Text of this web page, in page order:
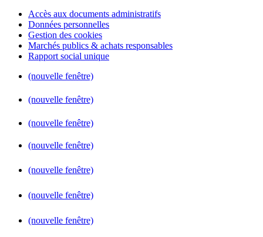
Accès aux documents administratifs
Données personnelles
Gestion des cookies
Marchés publics & achats responsables
Rapport social unique
(nouvelle fenêtre)
(nouvelle fenêtre)
(nouvelle fenêtre)
(nouvelle fenêtre)
(nouvelle fenêtre)
(nouvelle fenêtre)
(nouvelle fenêtre)